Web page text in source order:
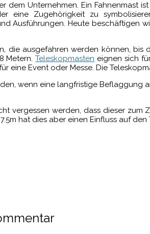
dem Unternehmen. Ein Fahnenmast
eine Zugehörigkeit zu
Ausführungen. Heute beschäftigen
die ausgefahren werden können,
Metern.Teleskopmasten eignen sich
eine Event oder Messe. Die
wenn eine langfristige Beflaggung
vergessen werden, dass dieser
hat dies aber einen Einfluss auf